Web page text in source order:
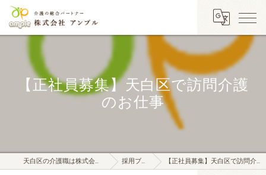
【正社員募集】天白区で訪問介護
のお仕事
天白区の介護職は株式会社アンプル 採用ブログ 【正社員募集】天白区で訪問介護のお仕事